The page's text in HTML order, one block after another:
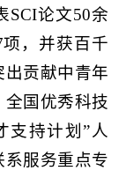
SCI论文50余
，并获百千
贡献中青年
国优秀科技
支持计划”人
服务重点专